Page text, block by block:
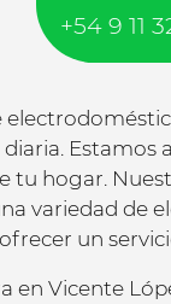
+54 9 11
tu hogar.
variedad de
un
en Vicente